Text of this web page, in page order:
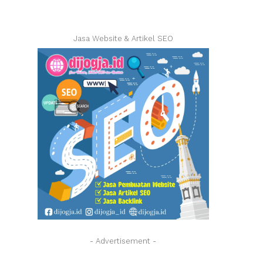
Jasa Website & Artikel SEO
- Advertisement -